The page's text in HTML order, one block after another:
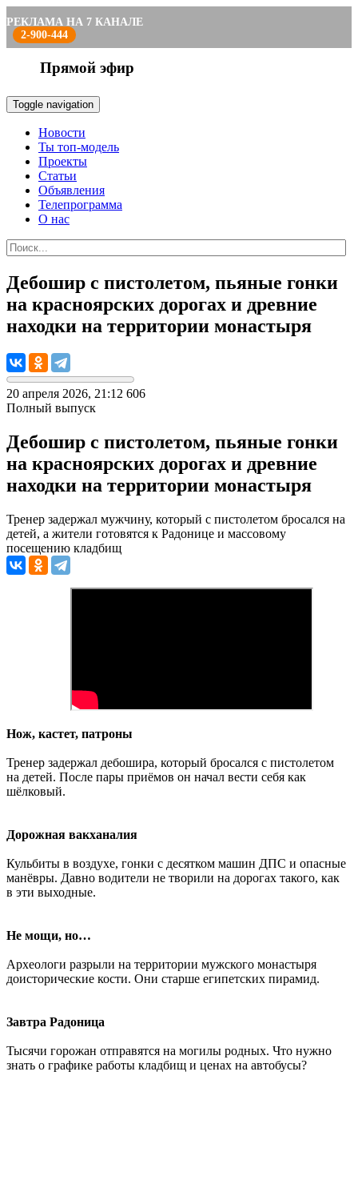
РЕКЛАМА НА 7 КАНАЛЕ
2-900-444
Прямой эфир
Toggle navigation
Новости
Ты топ-модель
Проекты
Статьи
Объявления
Телепрограмма
О нас
Дебошир с пистолетом, пьяные гонки
на красноярских дорогах и древние
находки на территории монастыря
20 апреля 2026, 21:12 606
Полный выпуск
Дебошир с пистолетом, пьяные гонки
на красноярских дорогах и древние
находки на территории монастыря
Тренер задержал мужчину, который с пистолетом бросался на
детей, а жители готовятся к Радонице и массовому
посещению кладбищ
Нож, кастет, патроны
Тренер задержал дебошира, который бросался с пистолетом
на детей. После пары приёмов он начал вести себя как
шёлковый.
Дорожная вакханалия
Кульбиты в воздухе, гонки с десятком машин ДПС и опасные
манёвры. Давно водители не творили на дорогах такого, как
в эти выходные.
Не мощи, но…
Археологи разрыли на территории мужского монастыря
доисторические кости. Они старше египетских пирамид.
Завтра Радоница
Тысячи горожан отправятся на могилы родных. Что нужно
знать о графике работы кладбищ и ценах на автобусы?